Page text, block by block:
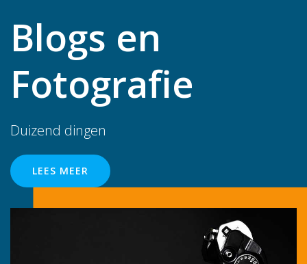
Blogs en
Fotografie
Duizend dingen
LEES MEER